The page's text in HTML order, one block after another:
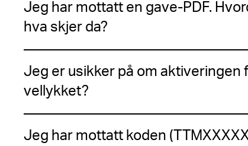
Jeg har mottatt en gave-PDF.
hva skjer da?
Jeg er usikker på om aktiveringen
vellykket?
Jeg har mottatt koden